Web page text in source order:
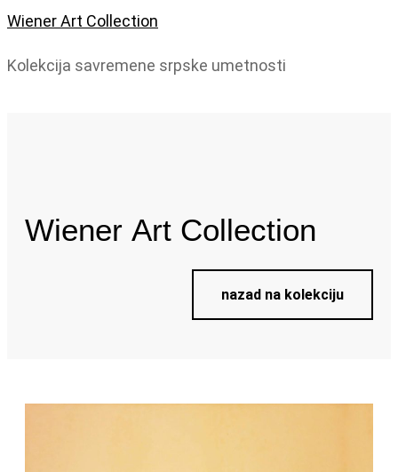
Wiener Art Collection
Kolekcija savremene srpske umetnosti
Wiener Art Collection
nazad na kolekciju